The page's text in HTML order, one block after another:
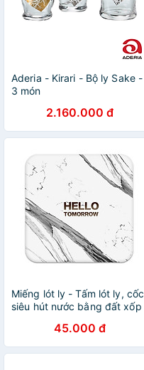
Aderia - Kirari - Bộ ly Sake -
3 món
2.160.000 đ
Miếng lót ly - Tấm lót ly, cốc
siêu hút nước bằng đất xốp
điệp dễ thương
45.000 đ